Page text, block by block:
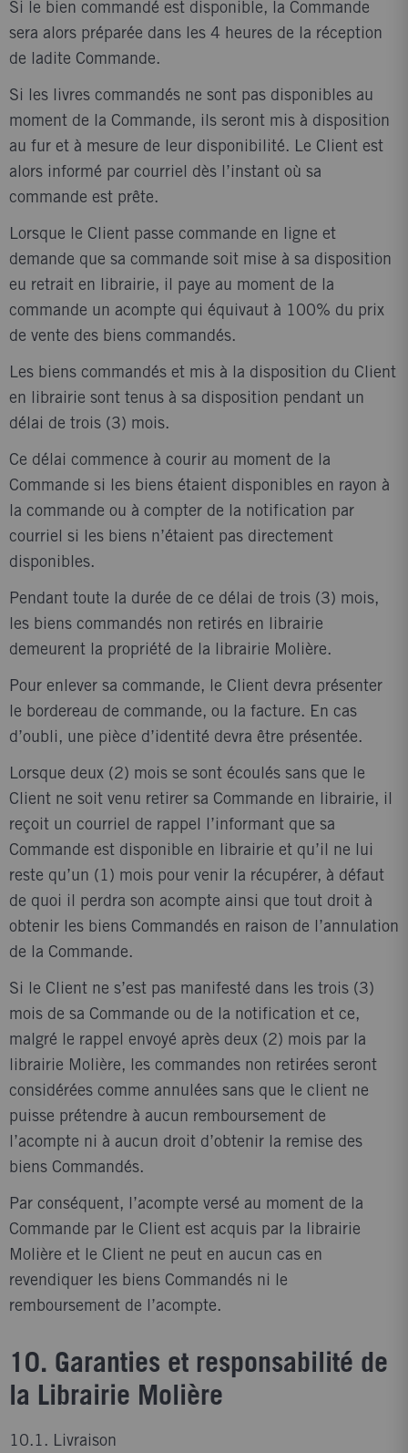
Si le bien commandé est disponible, la Commande
sera alors préparée dans les 4 heures de la réception
de ladite Commande.
Si les livres commandés ne sont pas disponibles au
moment de la Commande, ils seront mis à disposition
au fur et à mesure de leur disponibilité. Le Client est
alors informé par courriel dès l’instant où sa
commande est prête.
Lorsque le Client passe commande en ligne et
demande que sa commande soit mise à sa disposition
eu retrait en librairie, il paye au moment de la
commande un acompte qui équivaut à 100% du prix
de vente des biens commandés.
Les biens commandés et mis à la disposition du Client
en librairie sont tenus à sa disposition pendant un
délai de trois (3) mois.
Ce délai commence à courir au moment de la
Commande si les biens étaient disponibles en rayon à
la commande ou à compter de la notification par
courriel si les biens n’étaient pas directement
disponibles.
Pendant toute la durée de ce délai de trois (3) mois,
les biens commandés non retirés en librairie
demeurent la propriété de la librairie Molière.
Pour enlever sa commande, le Client devra présenter
le bordereau de commande, ou la facture. En cas
d’oubli, une pièce d’identité devra être présentée.
Lorsque deux (2) mois se sont écoulés sans que le
Client ne soit venu retirer sa Commande en librairie, il
reçoit un courriel de rappel l’informant que sa
Commande est disponible en librairie et qu’il ne lui
reste qu’un (1) mois pour venir la récupérer, à défaut
de quoi il perdra son acompte ainsi que tout droit à
obtenir les biens Commandés en raison de l’annulation
de la Commande.
Si le Client ne s’est pas manifesté dans les trois (3)
mois de sa Commande ou de la notification et ce,
malgré le rappel envoyé après deux (2) mois par la
librairie Molière, les commandes non retirées seront
considérées comme annulées sans que le client ne
puisse prétendre à aucun remboursement de
l’acompte ni à aucun droit d’obtenir la remise des
biens Commandés.
Par conséquent, l’acompte versé au moment de la
Commande par le Client est acquis par la librairie
Molière et le Client ne peut en aucun cas en
revendiquer les biens Commandés ni le
remboursement de l’acompte.
10. Garanties et responsabilité de
la Librairie Molière
10.1. Livraison